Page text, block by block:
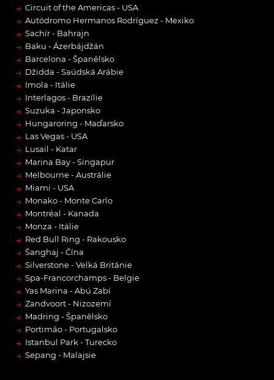
→ Circuit of the Americas - USA
→ Autódromo Hermanos Rodríguez - Mexiko
→ Sachír - Bahrajn
→ Baku - Ázerbájdžán
→ Barcelona - Španělsko
→ Džidda - Saúdská Arábie
→ Imola - Itálie
→ Interlagos - Brazílie
→ Suzuka - Japonsko
→ Hungaroring - Maďarsko
→ Las Vegas - USA
→ Lusail - Katar
→ Marina Bay - Singapur
→ Melbourne - Austrálie
→ Miami - USA
→ Monako - Monte Carlo
→ Montréal - Kanada
→ Monza - Itálie
→ Red Bull Ring - Rakousko
→ Šanghaj - Čína
→ Silverstone - Velká Británie
→ Spa-Francorchamps - Belgie
→ Yas Marina - Abú Zabí
→ Zandvoort - Nizozemí
→ Madring - Španělsko
→ Portimão - Portugalsko
→ Istanbul Park - Turecko
→ Sepang - Malajsie